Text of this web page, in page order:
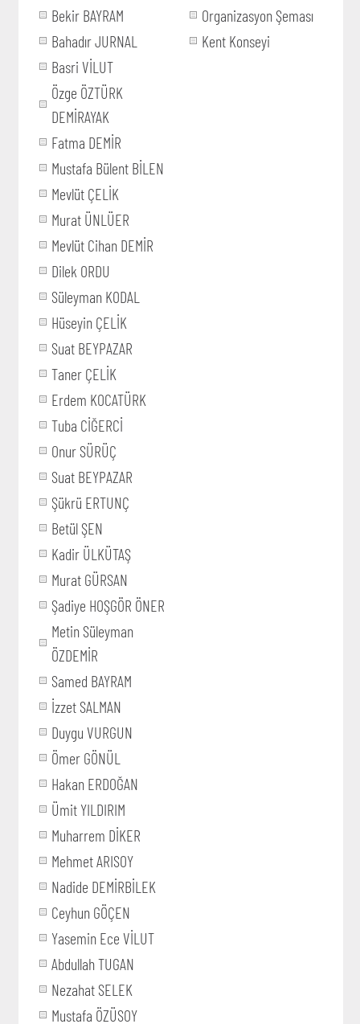
Bekir BAYRAM
Bahadır JURNAL
Basri VİLUT
Özge ÖZTÜRK
DEMİRAYAK
Fatma DEMİR
Mustafa Bülent BİLEN
Mevlüt ÇELİK
Murat ÜNLÜER
Mevlüt Cihan DEMİR
Dilek ORDU
Süleyman KODAL
Hüseyin ÇELİK
Suat BEYPAZAR
Taner ÇELİK
Erdem KOCATÜRK
Tuba CİĞERCİ
Onur SÜRÜÇ
Suat BEYPAZAR
Şükrü ERTUNÇ
Betül ŞEN
Kadir ÜLKÜTAŞ
Murat GÜRSAN
Şadiye HOŞGÖR ÖNER
Metin Süleyman
ÖZDEMİR
Samed BAYRAM
İzzet SALMAN
Duygu VURGUN
Ömer GÖNÜL
Hakan ERDOĞAN
Ümit YILDIRIM
Muharrem DİKER
Mehmet ARISOY
Nadide DEMİRBİLEK
Ceyhun GÖÇEN
Yasemin Ece VİLUT
Abdullah TUGAN
Nezahat SELEK
Mustafa ÖZÜSOY
Organizasyon Şeması
Kent Konseyi